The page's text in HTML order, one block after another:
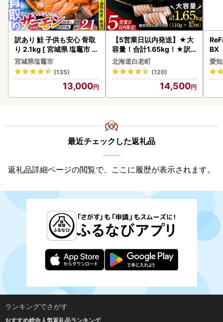
訳あり 鮭 子供も安心 骨取
り 2.1kg [ 宮城県 塩竈市 ]
鮭
宮城県塩竈市
(135)
13,000
【5営業日以内発送】★大
容量！合計1.65kg！★訳
あり・牛の里ビーフハンバ
ーグ(110ｇ5枚入）×3 AG
058
北海道白老町
(120)
14,500
BX
ー
ファ
愛
最近チェックした返礼品
返礼品詳細ページの閲覧で、ここに履歴が表示されます。
ランキングでさがす
おすすめ総合人気返礼品ランキング